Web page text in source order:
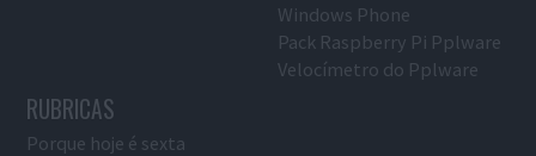
Windows Phone
Pack Raspberry Pi Pplware
Velocímetro do Pplware
RUBRICAS
Porque hoje é sexta